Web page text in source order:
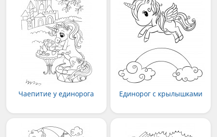
Чаепитие у единорога Единорог с крылышками